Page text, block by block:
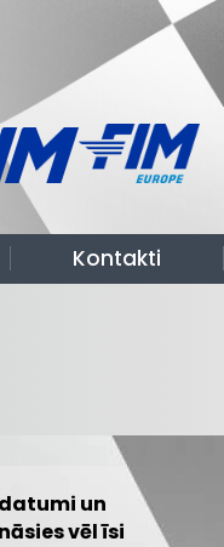
Kontakti
un
vēl īsi